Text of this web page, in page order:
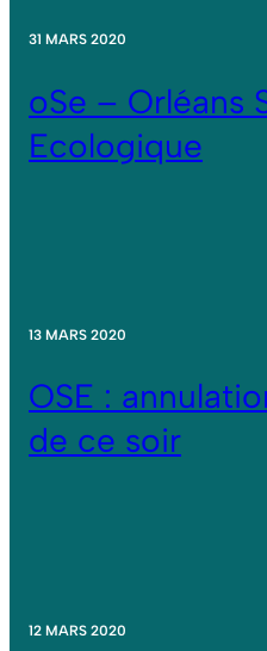
31 MARS 2020
oSe – Orléans
Ecologique
13 MARS 2020
OSE :
de ce soir
12 MARS 2020